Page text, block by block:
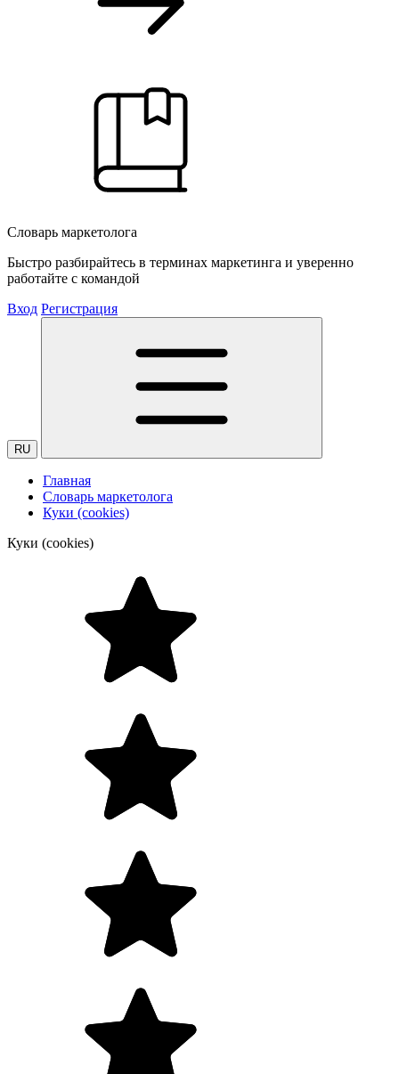
Словарь маркетолога
Быстро разбирайтесь в терминах маркетинга и уверенно
работайте с командой
Вход Регистрация
RU
Главная
Словарь маркетолога
Куки (cookies)
Куки (cookies)